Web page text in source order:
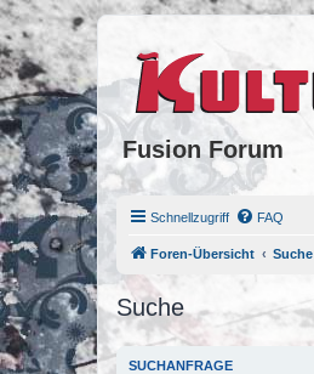
Fusion Forum
Schnellzugriff FAQ
Foren-Übersicht Suche
Suche
SUCHANFRAGE